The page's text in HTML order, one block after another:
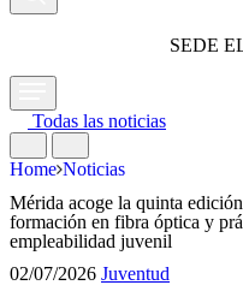
SEDE
Todas las noticias
Home Noticias
Mérida acoge la quinta
formación en fibra óptica y
empleabilidad juvenil
02/07/2026 Juventud